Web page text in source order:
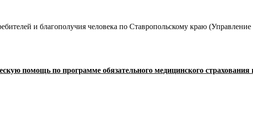
и благополучия человека по Ставропольскому краю
помощь по программе обязательного медицинского страхования